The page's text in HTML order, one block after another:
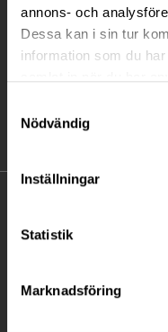
annons- och
Dessa kan i sin tur
information som du
Nödvändig
Inställningar
Statistik
Marknadsföring
Telefon:08-677 70